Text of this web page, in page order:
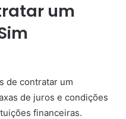
um
de contratar um
de juros e condições
financeiras.